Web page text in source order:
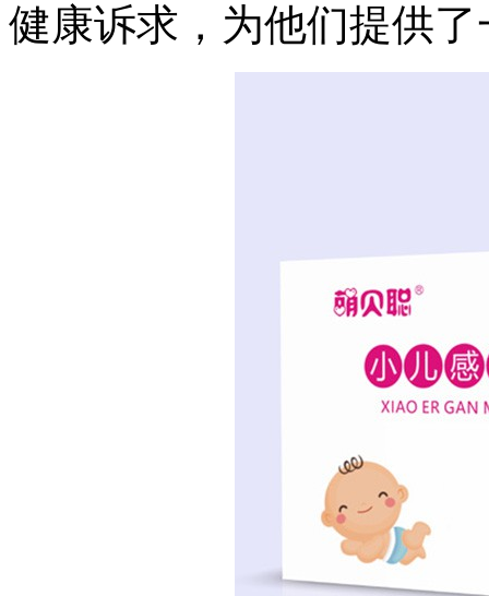
健康诉求，为他们提供